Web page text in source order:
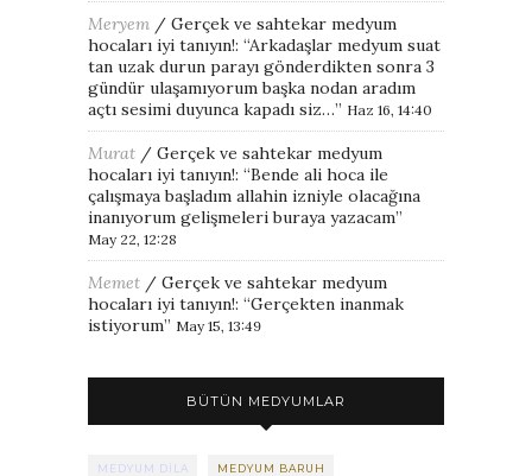
Meryem / Gerçek ve sahtekar medyum
hocaları iyi tanıyın!: “Arkadaşlar medyum suat
tan uzak durun parayı gönderdikten sonra 3
gündür ulaşamıyorum başka nodan aradım
açtı sesimi duyunca kapadı siz…” Haz 16, 14:40
Murat / Gerçek ve sahtekar medyum
hocaları iyi tanıyın!: “Bende ali hoca ile
çalışmaya başladım allahin izniyle olacağına
inanıyorum gelişmeleri buraya yazacam”
May 22, 12:28
Memet / Gerçek ve sahtekar medyum
hocaları iyi tanıyın!: “Gerçekten inanmak
istiyorum” May 15, 13:49
BÜTÜN MEDYUMLAR
MEDYUM DILA MEDYUM BARUH